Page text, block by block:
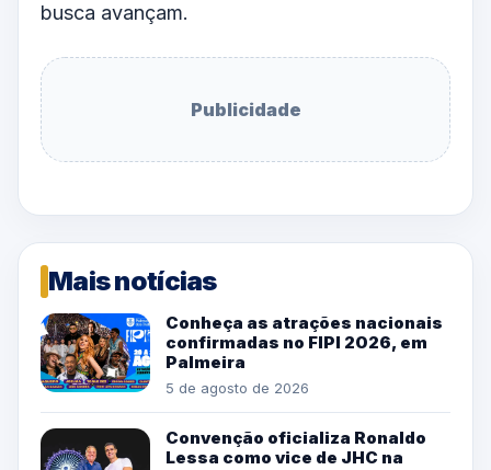
busca avançam.
Publicidade
Mais notícias
Conheça as atrações nacionais
confirmadas no FIPI 2026, em
Palmeira
5 de agosto de 2026
Convenção oficializa Ronaldo
Lessa como vice de JHC na